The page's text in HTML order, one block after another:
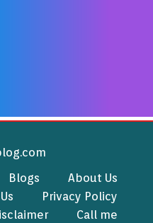
Blogs
About Us
Privacy Policy
Call me